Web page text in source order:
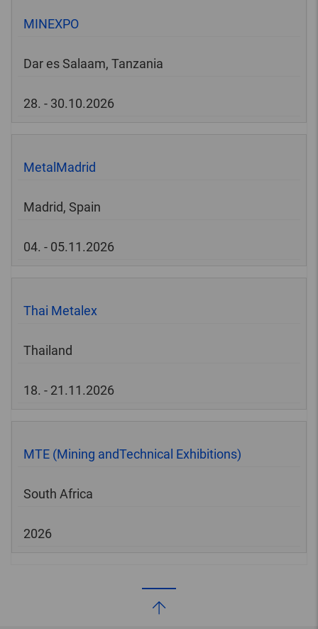
MINEXPO
Dar es Salaam, Tanzania
28. - 30.10.2026
MetalMadrid
Madrid, Spain
04. - 05.11.2026
Thai Metalex
Thailand
18. - 21.11.2026
MTE (Mining andTechnical Exhibitions)
South Africa
2026